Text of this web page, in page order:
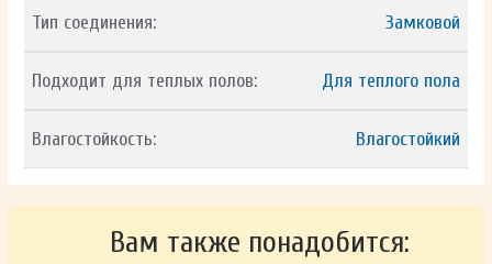
Тип соединения: Замковой
Подходит для теплых полов: Для теплого пола
Влагостойкость: Влагостойкий
Вам также понадобится: